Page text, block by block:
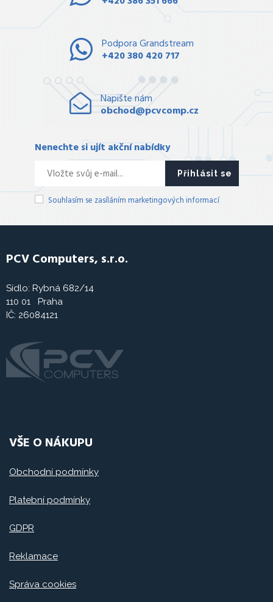
Podpora Grandstream
+420 380 420 717
Napište nám
obchod@pcvcomp.cz
Nenechte si ujít akční nabídky
Přihlásit se
Souhlasím se zasíláním marketingových informací
PCV Computers, s.r.o.
Sídlo: Rybná 682/14
110 01 Praha
IČ: 26084121
VŠE O NÁKUPU
Obchodní podmínky
Platební podmínky
GDPR
Reklamace
Správa cookies